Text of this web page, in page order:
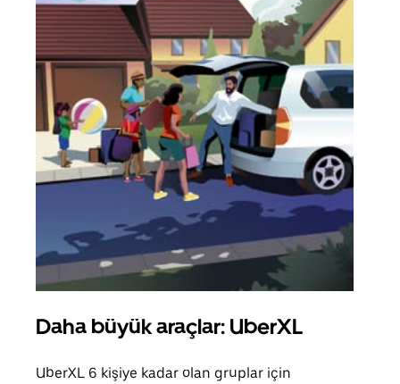
Daha büyük araçlar: UberXL
UberXL 6 kişiye kadar olan gruplar için